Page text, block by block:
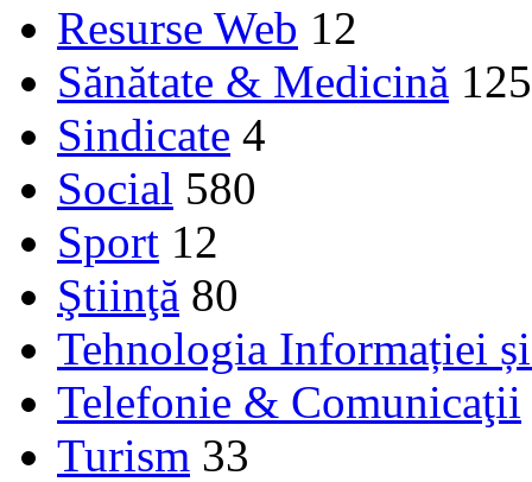
Resurse Web 12
Sănătate & Medicină 125
Sindicate 4
Social 580
Sport 12
Ştiinţă 80
Tehnologia Informației
Telefonie & Comunicaţii
Turism 33